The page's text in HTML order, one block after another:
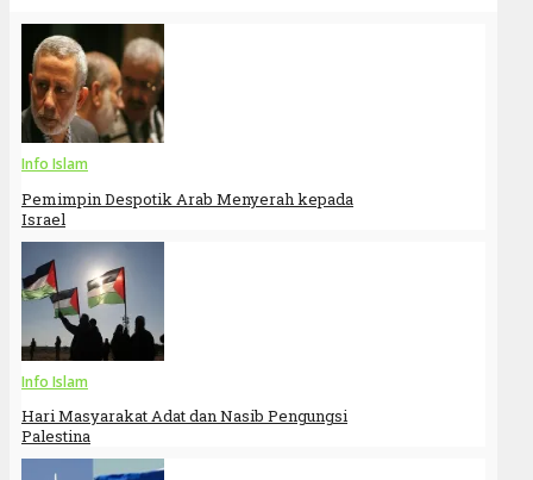
Info Islam
Pemimpin Despotik Arab Menyerah kepada
Israel
Info Islam
Hari Masyarakat Adat dan Nasib Pengungsi
Palestina